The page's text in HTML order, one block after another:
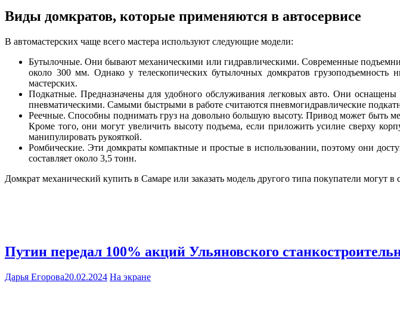
Виды домкратов, которые применяются в автосервисе
В автомастерских чаще всего мастера используют следующие модели:
Бутылочные. Они бывают механическими или гидравлическими. Современные
около 300 мм. Однако у телескопических бутылочных домкратов
мастерских.
Подкатные. Предназначены для удобного обслуживания легковых авто. Они
пневматическими. Самыми быстрыми в работе считаются пневмогидравлические
Реечные. Способны поднимать груз на довольно большую высоту. Привод может быть
Кроме того, они могут увеличить высоту подъема, если приложить усилие сверху
манипулировать рукояткой.
Ромбические. Эти домкраты компактные и простые в использовании, поэтому они
составляет около 3,5 тонн.
Домкрат механический купить в Самаре или заказать модель другого типа покупатели могут в
Путин передал 100% акций Ульяновского
Дарья Егорова20.02.2024 На экране